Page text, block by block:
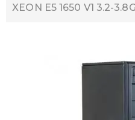
XEON E5 1650 V1 3.2-